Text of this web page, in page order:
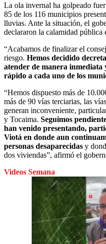
La ola invernal ha golpeado
85 de los 116 municipios
lluvias. Ante la situación, el
declararon la calamidad pública
“Acabamos de finalizar el
riesgo. Hemos decidido
atender de manera inmediata
rápido a cada uno de los
“Hemos dispuesto más de
más de 90 vías terciarias, las
generan inconveniente,
y Tocaima. Seguimos
han venido presentando,
Viotá en donde aun
personas desaparecidas y
dos viviendas”, afirmó el
Videos Semana